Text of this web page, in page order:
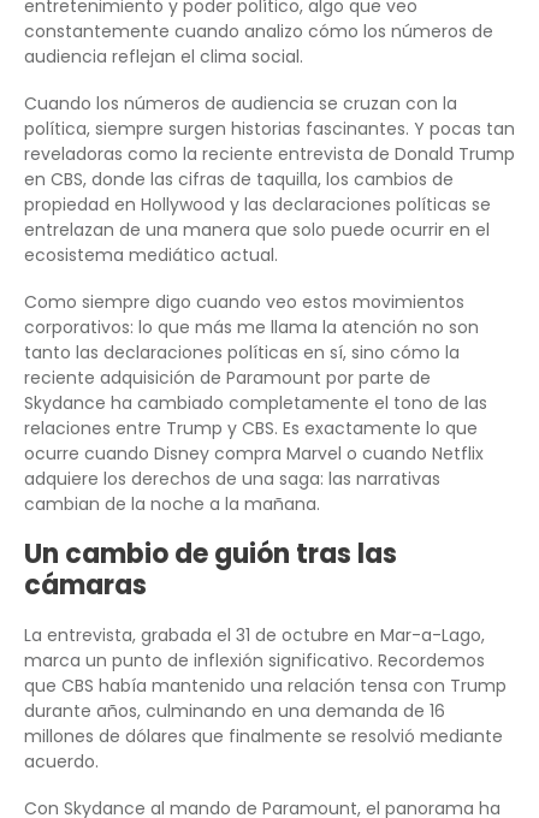
entretenimiento y poder político, algo que veo
constantemente cuando analizo cómo los números de
audiencia reflejan el clima social.
Cuando los números de audiencia se cruzan con la
política, siempre surgen historias fascinantes. Y pocas tan
reveladoras como la reciente entrevista de Donald Trump
en CBS, donde las cifras de taquilla, los cambios de
propiedad en Hollywood y las declaraciones políticas se
entrelazan de una manera que solo puede ocurrir en el
ecosistema mediático actual.
Como siempre digo cuando veo estos movimientos
corporativos: lo que más me llama la atención no son
tanto las declaraciones políticas en sí, sino cómo la
reciente adquisición de Paramount por parte de
Skydance ha cambiado completamente el tono de las
relaciones entre Trump y CBS. Es exactamente lo que
ocurre cuando Disney compra Marvel o cuando Netflix
adquiere los derechos de una saga: las narrativas
cambian de la noche a la mañana.
Un cambio de guión tras las
cámaras
La entrevista, grabada el 31 de octubre en Mar-a-Lago,
marca un punto de inflexión significativo. Recordemos
que CBS había mantenido una relación tensa con Trump
durante años, culminando en una demanda de 16
millones de dólares que finalmente se resolvió mediante
acuerdo.
Con Skydance al mando de Paramount, el panorama ha